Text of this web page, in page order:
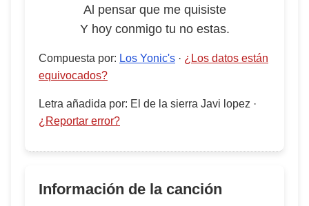
Al pensar que me quisiste
Y hoy conmigo tu no estas.
Compuesta por: Los Yonic's · ¿Los datos están
equivocados?
Letra añadida por: El de la sierra Javi lopez ·
¿Reportar error?
Información de la canción